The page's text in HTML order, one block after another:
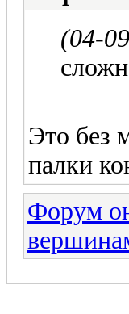
(04-
Это без
палки
Форум